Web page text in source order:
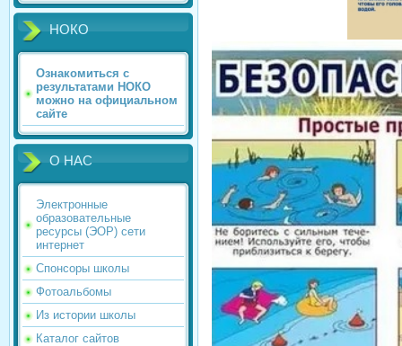
НОКО
Ознакомиться с
результатами НОКО
можно на официальном
сайте
О НАС
Электронные
образовательные
ресурсы (ЭОР) сети
интернет
Спонсоры школы
Фотоальбомы
Из истории школы
Каталог сайтов